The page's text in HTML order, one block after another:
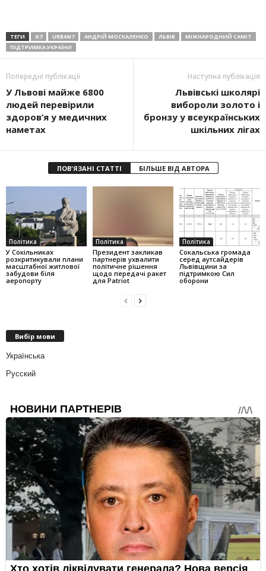
ТЕГИ G7 URBAN7 АНДРІЙ МОСКАЛЕНКО ЛЬВІВ
МІЖНАРОДНИЙ САМІТ
ПІДТРИМКА УКРАЇНИ
Попередні публікації
У Львові майже 6800
людей перевірили
здоров’я у медичних
наметах
Наступна публікація
Львівські школярі
вибороли золото і
бронзу у всеукраїнських
шкільних лігах
ПОВ'ЯЗАНІ СТАТТІ БІЛЬШЕ ВІД АВТОРА
Політика
У Сокільниках
розкритикували плани
масштабної житлової
забудови біля
аеропорту
Політика
Президент закликав
партнерів ухвалити
політичне рішення
щодо передачі ракет
для Patriot
Політика
Сокальська громада
серед аутсайдерів
Львівщини за
підтримкою Сил
оборони
Вибір мови
Українська
Русский